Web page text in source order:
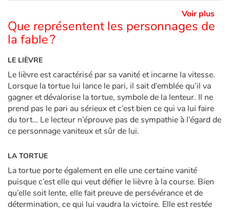
Voir plus
Que représentent les personnages de
la fable ?
LE LIÈVRE
Le lièvre est caractérisé par sa vanité et incarne la vitesse.
Lorsque la tortue lui lance le pari, il sait d’emblée qu’il va
gagner et dévalorise la tortue, symbole de la lenteur. Il ne
prend pas le pari au sérieux et c’est bien ce qui va lui faire
du tort… Le lecteur n’éprouve pas de sympathie à l’égard de
ce personnage vaniteux et sûr de lui.
LA TORTUE
La tortue porte également en elle une certaine vanité
puisque c’est elle qui veut défier le lièvre à la course. Bien
qu’elle soit lente, elle fait preuve de persévérance et de
détermination, ce qui lui vaudra la victoire. Elle est restée